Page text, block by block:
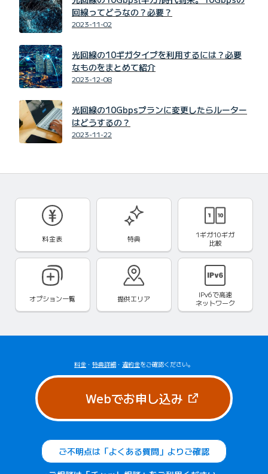
回線ってどうなの？必要？
2023-11-02
光回線の10ギガタイプを利用するには？必要
なものをまとめて紹介
2023-12-08
光回線の10Gbpsプランに変更したらルーター
はどうするの？
2023-11-22
料金表 特典
1ギガ10ギガ
比較
オプション一覧 提供エリア IPv6で高速
ネットワーク
料金 ・ 特典詳細 ・ 違約金をご確認ください。
Webでお申し込み（新しいタブ
ご不明点は「よくある質問」よりご確認